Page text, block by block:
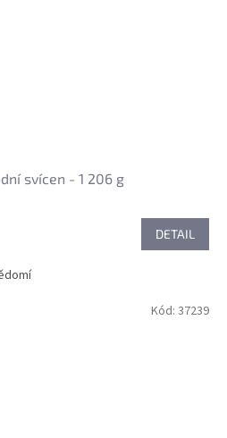
svícen - 1 206 g
DETAIL
Kód: 37239